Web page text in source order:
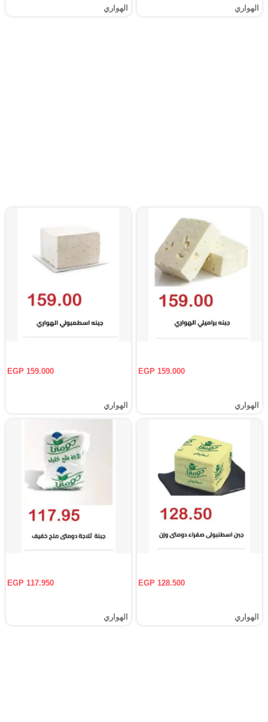
الهواري الهواري
EGP 159.000
الهواري
EGP 159.000
الهواري
EGP 128.500
الهواري
EGP 117.950
الهواري